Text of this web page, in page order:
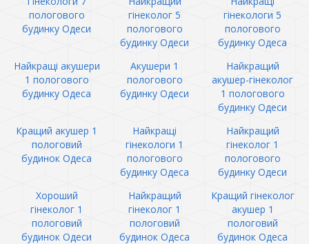
пологового
будинку Одеси
гінеколог 5
пологового
будинку Одеси
гінекологи 5
пологового
будинку Одеса
Найкращі акушери
1 пологового
будинку Одеса
Акушери 1
пологового
будинку Одеси
Найкращий
акушер-гінеколог
1 пологового
будинку Одеси
Кращий акушер 1
пологовий
будинок Одеса
Найкращі
гінекологи 1
пологового
будинку Одеса
Найкращий
гінеколог 1
пологового
будинку Одеси
Хороший
гінеколог 1
пологовий
будинок Одеси
Найкращий
гінеколог 1
пологовий
будинок Одеса
Кращий гінеколог
акушер 1
пологовий
будинок Одеса